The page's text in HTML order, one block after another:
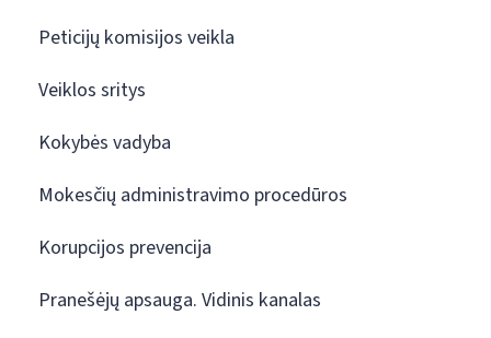
Peticijų komisijos veikla
Veiklos sritys
Kokybės vadyba
Mokesčių administravimo procedūros
Korupcijos prevencija
Pranešėjų apsauga. Vidinis kanalas